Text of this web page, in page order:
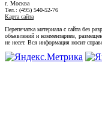
г. Москва
Тел.: (495) 540-52-76
Карта сайта
Перепечатка материала с сайта без
объявлений и комментариев,
не несет. Вся информация носит